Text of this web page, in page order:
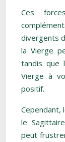
Ces
divergents
la Vierge
tandis que
Vierge à
positif.
Cependant,
le
peut